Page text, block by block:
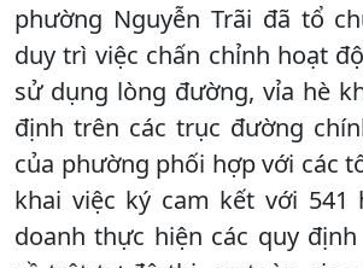
phường Nguyễn Trãi đã tổ
duy trì việc chấn chỉnh hoạt
sử dụng lòng đường, vỉa hè
định trên các trục đường
của phường phối hợp với các
khai việc ký cam kết với 541
doanh thực hiện các quy